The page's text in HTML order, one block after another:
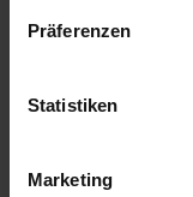
Präferenzen
Statistiken
Marketing